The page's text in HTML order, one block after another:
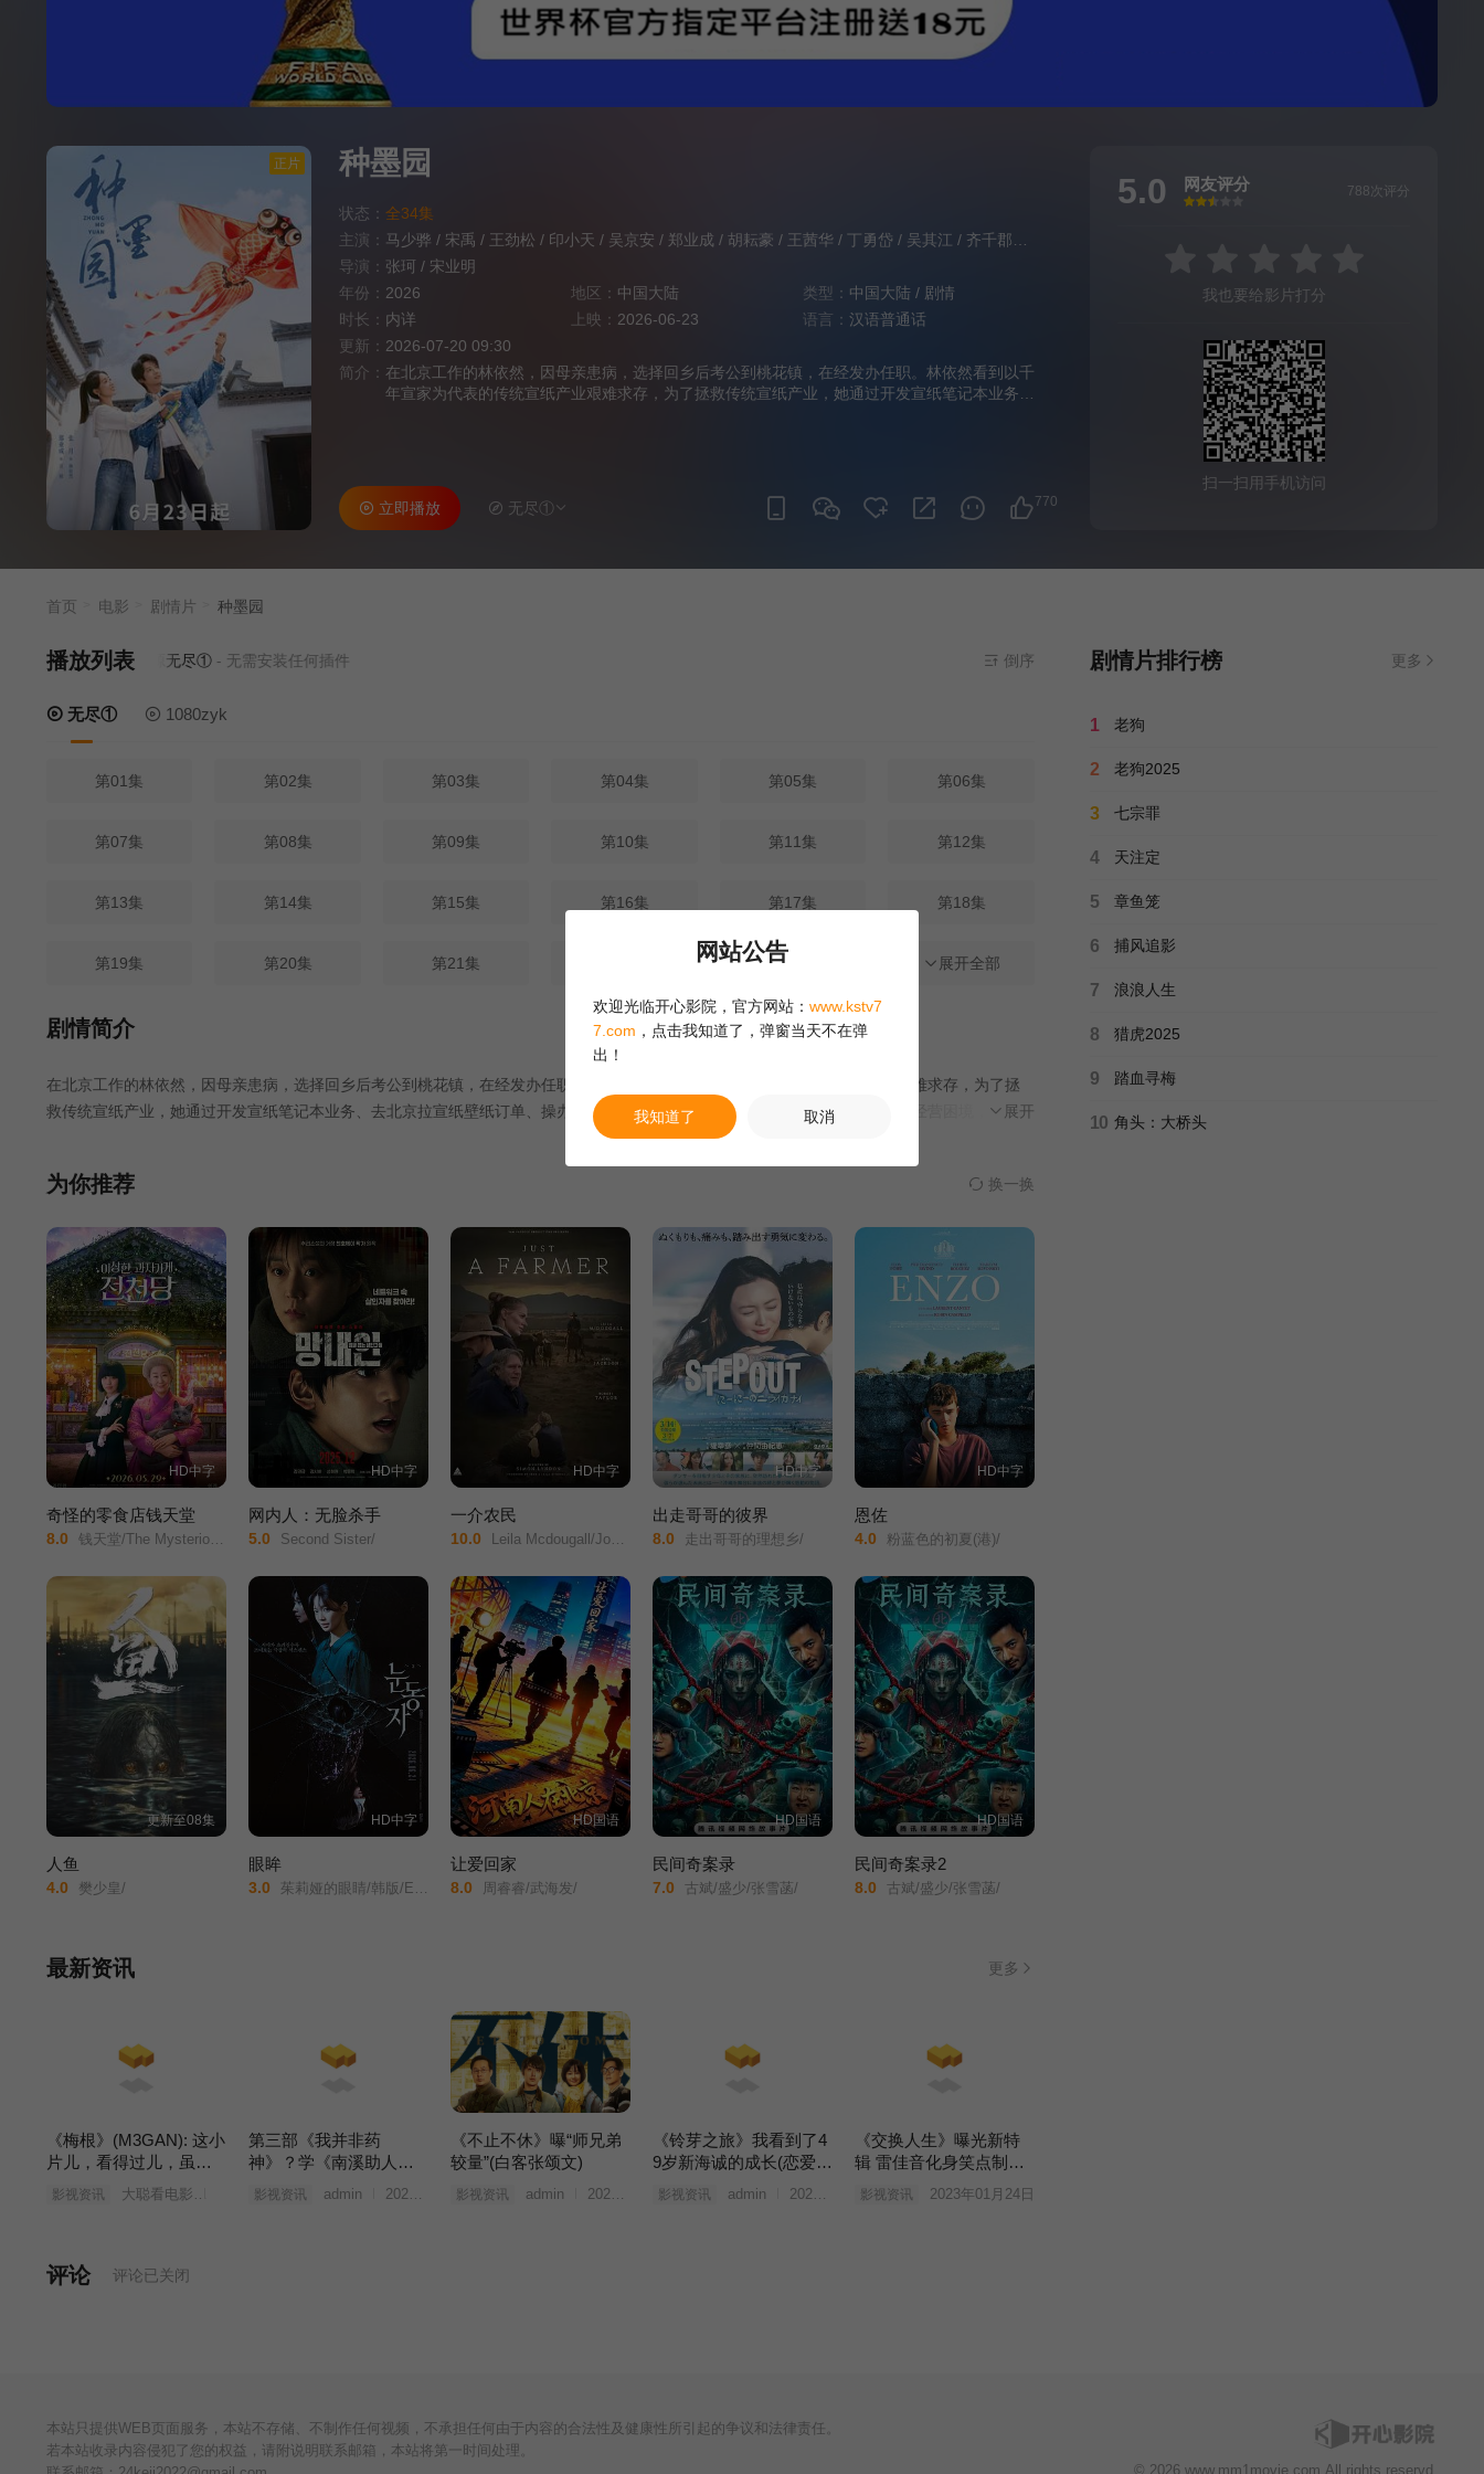
正片 种墨园
状态： 全34集
主演： 马少骅 / 宋禹 / 王劲松 / 印小天 / 吴京安 / 郑业成 / 胡耘豪 / 王茜华 / 丁勇岱 / 吴其江 / 齐千郡
导演： 张珂 / 宋业明
年份： 2026 地区： 中国大陆 类型： 中国大陆 / 剧情
时长： 内详 上映： 2026-06-23 语言： 汉语普通话
更新： 2026-07-20 09:30
简介： 在北京工作的林依然，因母亲患病，选择回乡后考公到桃花镇，在经发办任职。林依然看到以千
年宣家为代表的传统宣纸产业艰难求存，为了拯救传统宣纸产业，她通过开发宣纸笔记本业务、
770
立即播放 无尽①
5.0 网友评分
很差
较差还行推荐力荐
788次评分
我也要给影片打分
扫一扫用手机访问
首页 电影 剧情片 种墨园
播放列表
当前资源来源无尽① - 无需安装任何插件 倒序
无尽① 1080zyk
第01集 第02集 第03集 第04集 第05集 第06集
第07集 第08集 第09集 第10集 第11集 第12集
第13集 第14集 第15集 第16集 第17集 第18集
第19集 第20集 第21集 第23集 第24集
第25集 第28集 第29集
第31集 第32集 第33集
展开全部
剧情简介
在北京工作的林依然，因母亲患病，选择回乡后考公到桃花镇，在经发办任职。林依然看到以千年宣家为代表的传统宣纸产业艰难求存，为了拯
救传统宣纸产业，她通过开发宣纸笔记本业务、去北京拉宣纸壁纸订单、操办文房四宝文化节等，努力帮助桃花镇宣纸产业走出经营困境，也完
成了她对这方水土从陌生到了解、从责任再到热爱的成长历程。她也逐渐发现，一直钻研宣纸文创，看起来不务正业的宣纸匠人宣楌，其实和她
一样，一直在为宣纸产业摸索一条新的可持续发展之路。于是林依然携手宣楌在宣纸文创的大道上拼搏奋斗，终于迎来了成功。
展开
为你推荐 换一换
HD中字
奇怪的零食店钱天堂
8.0 钱天堂/The Mysterious Candy Store/Strange Snack Shop Jeoncheondang/
HD中字
网内人：无脸杀手
5.0 Second Sister/
HD中字
一介农民
10.0 Leila Mcdougall/Joel Jackson/Robert Taylor/
HD中字
出走哥哥的彼界
8.0 走出哥哥的理想乡/
HD中字
恩佐
4.0 粉蓝色的初夏(港)/
更新至08集
人鱼
4.0 樊少皇/
HD中字
眼眸
3.0 茱莉娅的眼睛/韩版/Eyes/
HD国语
让爱回家
8.0 周睿睿/武海发/
HD国语
民间奇案录
7.0 古斌/盛少/张雪菡/
HD国语
民间奇案录2
8.0 古斌/盛少/张雪菡/
最新资讯 更多
《梅根》(M3GAN): 这小
片儿，看得过儿，虽然
有点俗套 (梅根福克斯)
影视资讯 大聪看电影 2023年03月25日
第三部《我并非药
神》？学《南溪助人为
乐》的《闻所未闻接踵
而来》(张颂文?)
影视资讯 admin 2023年03月25日
《不止不休》曝“师兄弟
较量”(白客张颂文)
影视资讯 admin 2023年03月25日
《铃芽之旅》我看到了4
9岁新海诚的成长(恋爱铃
知乎)
影视资讯 admin 2023年03月25日
《交换人生》曝光新特
辑 雷佳音化身笑点制造
影视资讯 2023年01月24日
评论 评论已关闭
剧情片排行榜 更多
1 老狗
2 老狗2025
3 七宗罪
4 天注定
5 章鱼笼
6 捕风追影
7 浪浪人生
8 猎虎2025
9 踏血寻梅
10 角头：大桥头
本站只提供WEB页面服务，本站不存储、不制作任何视频，不承担任何由于内容的合法性及健康性所引起的争议和法律责任。
若本站收录内容侵犯了您的权益，请附说明联系邮箱，本站将第一时间处理。
© 2026 www.mm1movie.com All rights reservd.
网站公告
欢迎光临开心影院，官方网站： www.kstv7
7.com ，点击我知道了，弹窗当天不在弹
出！
我知道了 取消